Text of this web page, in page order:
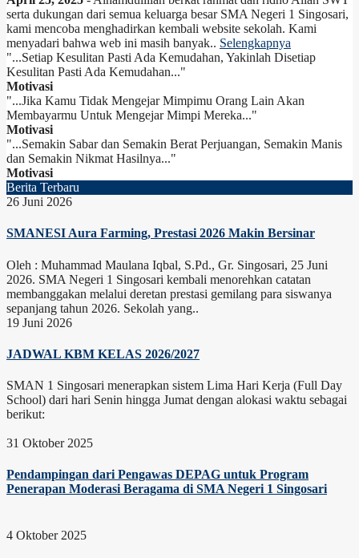
serta dukungan dari semua keluarga besar SMA Negeri 1 Singosari,
kami mencoba menghadirkan kembali website sekolah. Kami
menyadari bahwa web ini masih banyak.. Selengkapnya
"...Setiap Kesulitan Pasti Ada Kemudahan, Yakinlah Disetiap
Kesulitan Pasti Ada Kemudahan..."
Motivasi
"...Jika Kamu Tidak Mengejar Mimpimu Orang Lain Akan
Membayarmu Untuk Mengejar Mimpi Mereka..."
Motivasi
"...Semakin Sabar dan Semakin Berat Perjuangan, Semakin Manis
dan Semakin Nikmat Hasilnya..."
Motivasi
Berita Terbaru
26 Juni 2026
SMANESI Aura Farming, Prestasi 2026 Makin Bersinar
Oleh : Muhammad Maulana Iqbal, S.Pd., Gr. Singosari, 25 Juni
2026. SMA Negeri 1 Singosari kembali menorehkan catatan
membanggakan melalui deretan prestasi gemilang para siswanya
sepanjang tahun 2026. Sekolah yang..
19 Juni 2026
JADWAL KBM KELAS 2026/2027
SMAN 1 Singosari menerapkan sistem Lima Hari Kerja (Full Day
School) dari hari Senin hingga Jumat dengan alokasi waktu sebagai
berikut:
31 Oktober 2025
Pendampingan dari Pengawas DEPAG untuk Program
Penerapan Moderasi Beragama di SMA Negeri 1 Singosari
4 Oktober 2025